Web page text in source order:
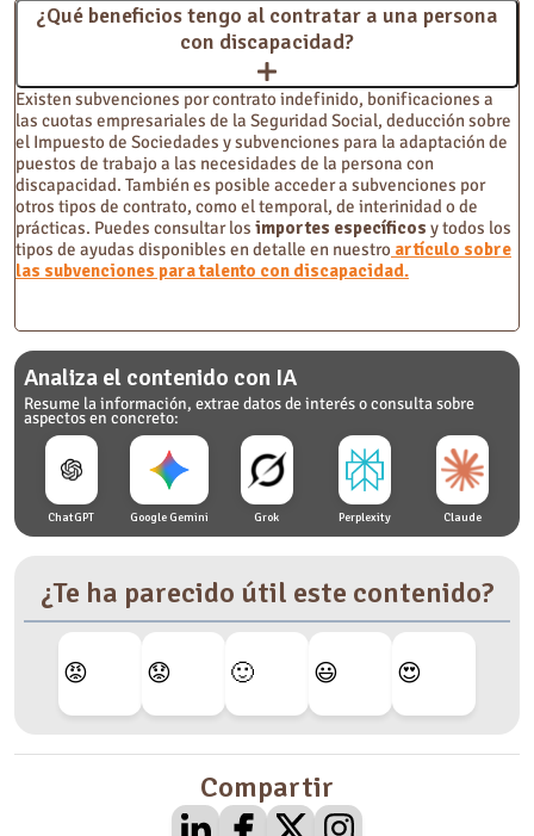
¿Qué beneficios tengo al contratar a una persona
con discapacidad?
Existen subvenciones por contrato indefinido, bonificaciones a
las cuotas empresariales de la Seguridad Social, deducción sobre
el Impuesto de Sociedades y subvenciones para la adaptación de
puestos de trabajo a las necesidades de la persona con
discapacidad. También es posible acceder a subvenciones por
otros tipos de contrato, como el temporal, de interinidad o de
prácticas. Puedes consultar los importes específicos y todos los
tipos de ayudas disponibles en detalle en nuestro artículo sobre
las subvenciones para talento con discapacidad.
Analiza el contenido con IA
Resume la información, extrae datos de interés o consulta sobre
aspectos en concreto:
ChatGPT Google Gemini Grok Perplexity Claude
¿Te ha parecido útil este contenido?
😡 😟 🙂 😃 😍
Compartir